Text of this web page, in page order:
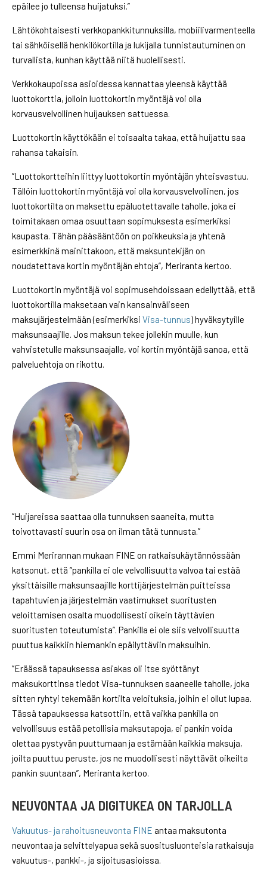
epäilee jo tulleensa huijatuksi.”
Lähtökohtaisesti verkkopankkitunnuksilla, mobiilivarmenteella
tai sähköisellä henkilökortilla ja lukijalla tunnistautuminen on
turvallista, kunhan käyttää niitä huolellisesti.
Verkkokaupoissa asioidessa kannattaa yleensä käyttää
luottokorttia, jolloin luottokortin myöntäjä voi olla
korvausvelvollinen huijauksen sattuessa.
Luottokortin käyttökään ei toisaalta takaa, että huijattu saa
rahansa takaisin.
”Luottokortteihin liittyy luottokortin myöntäjän yhteisvastuu.
Tällöin luottokortin myöntäjä voi olla korvausvelvollinen, jos
luottokortilta on maksettu epäluotettavalle taholle, joka ei
toimitakaan omaa osuuttaan sopimuksesta esimerkiksi
kaupasta. Tähän pääsääntöön on poikkeuksia ja yhtenä
esimerkkinä mainittakoon, että maksuntekijän on
noudatettava kortin myöntäjän ehtoja”, Meriranta kertoo.
Luottokortin myöntäjä voi sopimusehdoissaan edellyttää, että
luottokortilla maksetaan vain kansainväliseen
maksujärjestelmään (esimerkiksi Visa-tunnus) hyväksytyille
maksunsaajille. Jos maksun tekee jollekin muulle, kun
vahvistetulle maksunsaajalle, voi kortin myöntäjä sanoa, että
palveluehtoja on rikottu.
”Huijareissa saattaa olla tunnuksen saaneita, mutta
toivottavasti suurin osa on ilman tätä tunnusta.”
Emmi Merirannan mukaan FINE on ratkaisukäytännössään
katsonut, että ”pankilla ei ole velvollisuutta valvoa tai estää
yksittäisille maksunsaajille korttijärjestelmän puitteissa
tapahtuvien ja järjestelmän vaatimukset suoritusten
veloittamisen osalta muodollisesti oikein täyttävien
suoritusten toteutumista”. Pankilla ei ole siis velvollisuutta
puuttua kaikkiin hiemankin epäilyttäviin maksuihin.
”Eräässä tapauksessa asiakas oli itse syöttänyt
maksukorttinsa tiedot Visa-tunnuksen saaneelle taholle, joka
sitten ryhtyi tekemään kortilta veloituksia, joihin ei ollut lupaa.
Tässä tapauksessa katsottiin, että vaikka pankilla on
velvollisuus estää petollisia maksutapoja, ei pankin voida
olettaa pystyvän puuttumaan ja estämään kaikkia maksuja,
joilta puuttuu peruste, jos ne muodollisesti näyttävät oikeilta
pankin suuntaan”, Meriranta kertoo.
NEUVONTAA JA DIGITUKEA ON TARJOLLA
Vakuutus- ja rahoitusneuvonta FINE antaa maksutonta
neuvontaa ja selvittelyapua sekä suositusluonteisia ratkaisuja
vakuutus-, pankki-, ja sijoitusasioissa.